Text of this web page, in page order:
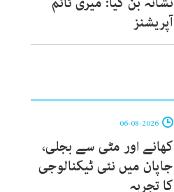
آپریشنز
کھانے اور مٹی سے بجلی،
جاپان میں نئی ٹیکنالوجی
کا تجربہ